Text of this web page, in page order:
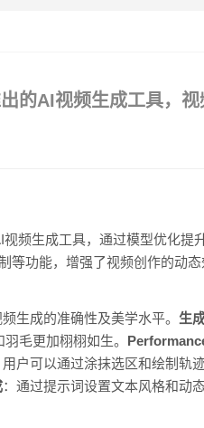
的AI视频生成工具，
频生成工具，通过模型优化
等功能，增强了视频创作的动
生成的准确性及美学水平。 生
毛更加栩栩如生。
户可以通过涂抹选区和绘制轨
：通过提示词设置文本风格和动